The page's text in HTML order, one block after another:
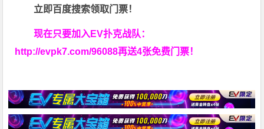
立即百度搜索领取门票！
现在只要加入EV扑克战队：
http://evpk7.com/96088再送4张免费门票！